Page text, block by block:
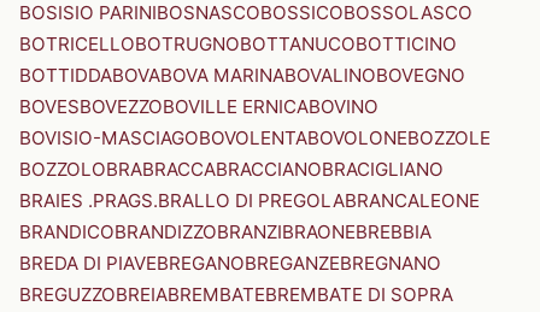
BOSISIO PARINIBOSNASCOBOSSICOBOSSOLASCO
BOTRICELLOBOTRUGNOBOTTANUCOBOTTICINO
BOTTIDDABOVABOVA MARINABOVALINOBOVEGNO
BOVESBOVEZZOBOVILLE ERNICABOVINO
BOVISIO-MASCIAGOBOVOLENTABOVOLONEBOZZOLE
BOZZOLOBRABRACCABRACCIANOBRACIGLIANO
BRAIES .PRAGS.BRALLO DI PREGOLABRANCALEONE
BRANDICOBRANDIZZOBRANZIBRAONEBREBBIA
BREDA DI PIAVEBREGANOBREGANZEBREGNANO
BREGUZZOBREIABREMBATEBREMBATE DI SOPRA